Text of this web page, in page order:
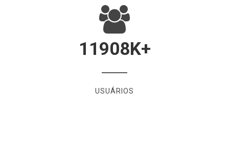
11908K+
USUÁRIOS